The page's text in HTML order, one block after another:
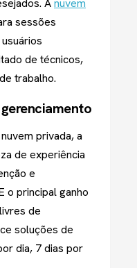
Anuvem
sessões
de técnicos,
trabalho.
privada, a
de experiência
e
o principal ganho
de
soluções de
dia, 7 dias por